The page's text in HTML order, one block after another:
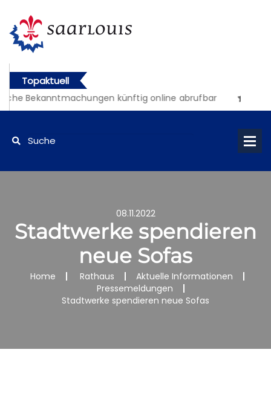
Topaktuell
Bekanntmachungen künftig online abrufbar
08.11.2022
Stadtwerke spendieren
neue Sofas
Home Rathaus
Aktuelle Informationen
Pressemeldungen
Stadtwerke spendieren neue Sofas